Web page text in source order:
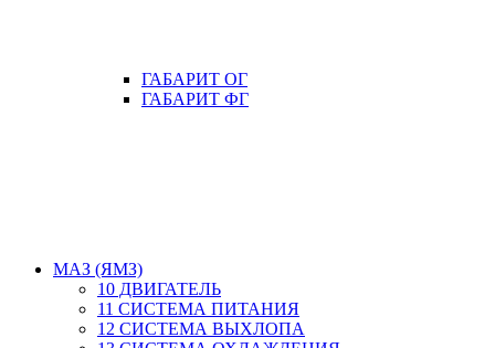
ГАБАРИТ ОГ
ГАБАРИТ ФГ
МАЗ (ЯМЗ)
10 ДВИГАТЕЛЬ
11 СИСТЕМА ПИТАНИЯ
12 СИСТЕМА ВЫХЛОПА